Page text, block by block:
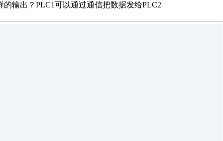
输出？PLC1可以通过通信把数据发给PLC2